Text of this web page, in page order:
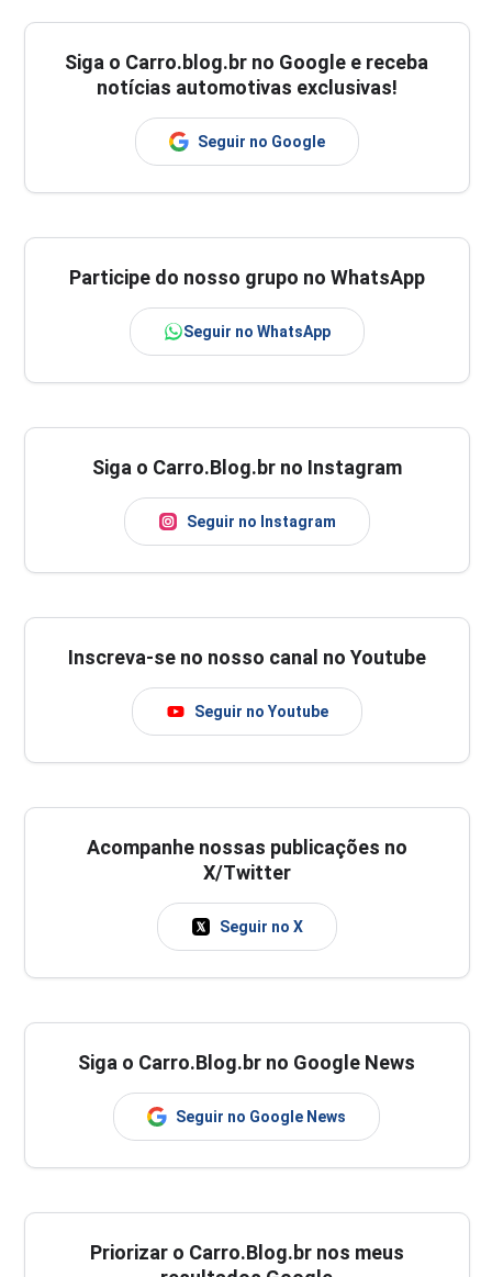
Siga o Carro.blog.br no Google e receba
notícias automotivas exclusivas!
Seguir no Google
Participe do nosso grupo no WhatsApp
Seguir no WhatsApp
Siga o Carro.Blog.br no Instagram
Seguir no Instagram
Inscreva-se no nosso canal no Youtube
Seguir no Youtube
Acompanhe nossas publicações no
X/Twitter
Seguir no X
Siga o Carro.Blog.br no Google News
Seguir no Google News
Priorizar o Carro.Blog.br nos meus